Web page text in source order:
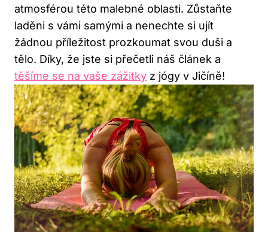
atmosférou této malebné oblasti. Zůstaňte
laděni s vámi samými a nenechte si ujít
žádnou příležitost prozkoumat svou duši a
tělo. Díky, že jste si přečetli náš článek a
těšíme se na vaše zážitky z jógy v Jičíně!